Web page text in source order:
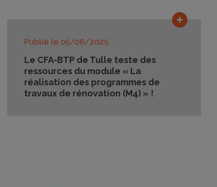
Publié le 05/06/2025
Le CFA-BTP de Tulle teste des
ressources du module « La
réalisation des programmes de
travaux de rénovation (M4) » !
Lire la